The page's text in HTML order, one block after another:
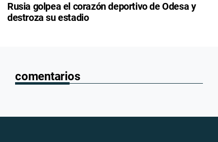
Rusia golpea el corazón deportivo de Odesa y
destroza su estadio
comentarios